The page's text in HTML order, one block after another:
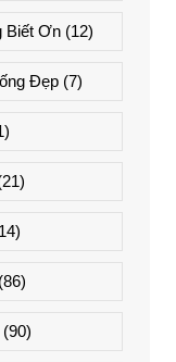
Biết Ơn(12)
Đẹp(7)
(90)